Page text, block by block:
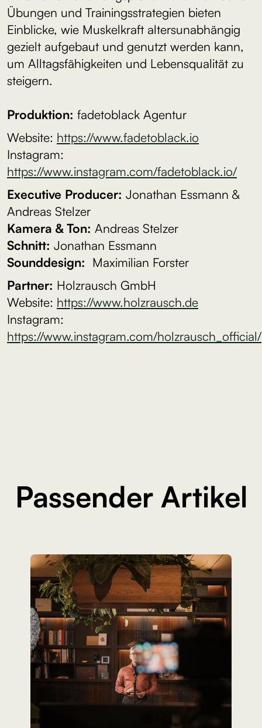
Übungen und Trainingsstrategien bieten
Einblicke, wie Muskelkraft altersunabhängig
gezielt aufgebaut und genutzt werden kann,
um Alltagsfähigkeiten und Lebensqualität zu
steigern.
Produktion: fadetoblack Agentur
Website: ⁠⁠⁠https://www.fadetoblack.io⁠⁠⁠
Instagram:
⁠⁠⁠https://www.instagram.com/fadetoblack.io/⁠⁠⁠
Executive Producer: Jonathan Essmann &
Andreas Stelzer
Kamera & Ton: Andreas Stelzer
Schnitt: Jonathan Essmann
Sounddesign: Maximilian Forster
Partner: Holzrausch GmbH
Website: ⁠⁠⁠https://www.holzrausch.de⁠⁠⁠
Instagram: ⁠⁠⁠
⁠⁠⁠https://www.instagram.com/holzrausch_official/
Passender Artikel